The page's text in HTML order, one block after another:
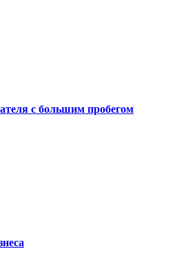
с большим пробегом